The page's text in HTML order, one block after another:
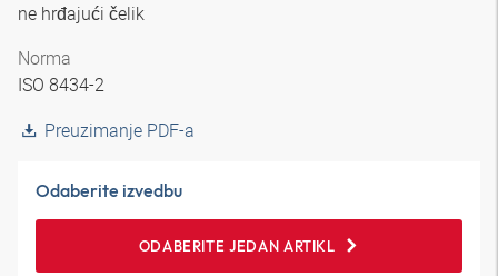
ne hrđajući čelik
Norma
ISO 8434-2
Preuzimanje PDF-a
Odaberite izvedbu
ODABERITE JEDAN ARTIKL